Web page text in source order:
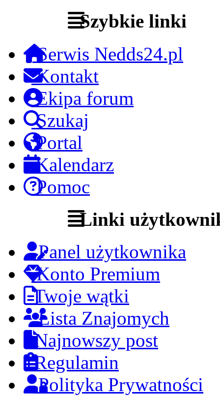
Szybkie linki
Serwis Nedds24.pl
Kontakt
Ekipa forum
Szukaj
Portal
Kalendarz
Pomoc
Linki
Panel użytkownika
Konto Premium
Twoje wątki
Lista Znajomych
Najnowszy post
Regulamin
Polityka Prywatności